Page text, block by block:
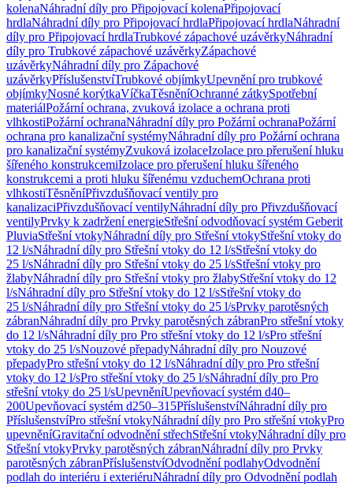
kolenaNáhradní díly pro Připojovací kolenaPřipojovací
hrdlaNáhradní díly pro Připojovací hrdlaPřipojovací hrdlaNáhradní
díly pro Připojovací hrdlaTrubkové zápachové uzávěrkyNáhradní
díly pro Trubkové zápachové uzávěrkyZápachové
uzávěrkyNáhradní díly pro Zápachové
uzávěrkyPříslušenstvíTrubkové objímkyUpevnění pro trubkové
objímkyNosné korýtkaVíčkaTěsněníOchranné zátkySpotřební
materiálPožární ochrana, zvuková izolace a ochrana proti
vlhkostiPožární ochranaNáhradní díly pro Požární ochranaPožární
ochrana pro kanalizační systémyNáhradní díly pro Požární ochrana
pro kanalizační systémyZvuková izolaceIzolace pro přerušení hluku
šířeného konstrukcemiIzolace pro přerušení hluku šířeného
konstrukcemi a proti hluku šířenému vzduchemOchrana proti
vlhkostiTěsněníPřivzdušňovací ventily pro
kanalizaciPřivzdušňovací ventilyNáhradní díly pro Přivzdušňovací
ventilyPrvky k zadržení energieStřešní odvodňovací systém Geberit
PluviaStřešní vtokyNáhradní díly pro Střešní vtokyStřešní vtoky do
12 l/sNáhradní díly pro Střešní vtoky do 12 l/sStřešní vtoky do
25 l/sNáhradní díly pro Střešní vtoky do 25 l/sStřešní vtoky pro
žlabyNáhradní díly pro Střešní vtoky pro žlabyStřešní vtoky do 12
l/sNáhradní díly pro Střešní vtoky do 12 l/sStřešní vtoky do
25 l/sNáhradní díly pro Střešní vtoky do 25 l/sPrvky parotěsných
zábranNáhradní díly pro Prvky parotěsných zábranPro střešní vtoky
do 12 l/sNáhradní díly pro Pro střešní vtoky do 12 l/sPro střešní
vtoky do 25 l/sNouzové přepadyNáhradní díly pro Nouzové
přepadyPro střešní vtoky do 12 l/sNáhradní díly pro Pro střešní
vtoky do 12 l/sPro střešní vtoky do 25 l/sNáhradní díly pro Pro
střešní vtoky do 25 l/sUpevněníUpevňovací systém d40–
200Upevňovací systém d250–315PříslušenstvíNáhradní díly pro
PříslušenstvíPro střešní vtokyNáhradní díly pro Pro střešní vtokyPro
upevněníGravitační odvodnění střechStřešní vtokyNáhradní díly pro
Střešní vtokyPrvky parotěsných zábranNáhradní díly pro Prvky
parotěsných zábranPříslušenstvíOdvodnění podlahyOdvodnění
podlah do interiéru i exteriéruNáhradní díly pro Odvodnění podlah